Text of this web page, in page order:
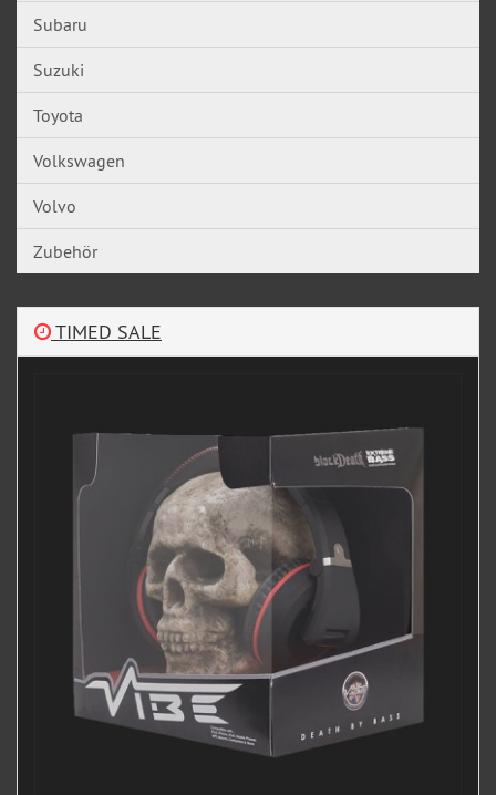
Subaru
Suzuki
Toyota
Volkswagen
Volvo
Zubehör
TIMED SALE